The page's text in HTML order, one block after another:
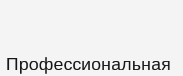
Профессиональная